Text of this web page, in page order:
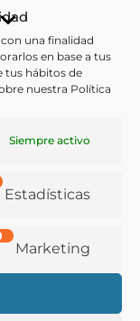
una finalidad
en base a tus
tus hábitos de
nuestra Política
Siempre activo
Estadísticas
Marketing
COMPARTIR